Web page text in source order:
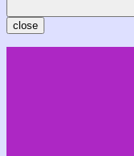
close